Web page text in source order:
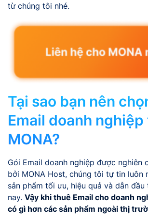
từ chúng tôi nhé.
Tại sao bạn nên
Email doanh nghiệp
MONA?
Gói Email doanh nghiệp được nghiên
bởi MONA Host, chúng tôi tự tin luôn
sản phẩm tối ưu, hiệu quả và dẫn
nay. Vậy khi thuê Email cho doanh
có gì hơn các sản phẩm ngoài thị